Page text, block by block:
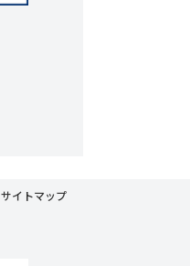
サイトマップ